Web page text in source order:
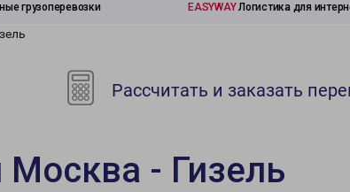
грузоперевозки EASYWAYЛогистика для
Рассчитать и заказать
Москва - Гизель